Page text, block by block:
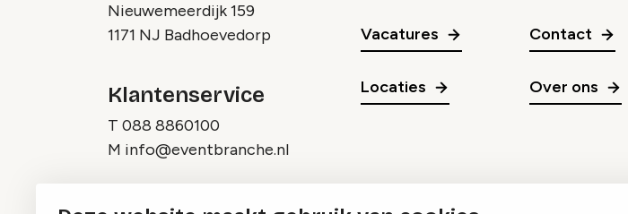
Nieuwemeerdijk 159
1171 NJ Badhoevedorp
Klantenservice
T 088 8860100
M info@eventbranche.nl
Vacatures
Locaties
Contact
Over ons